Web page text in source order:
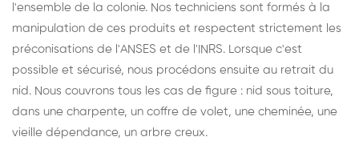
l'ensemble de la colonie. Nos techniciens sont formés à la
manipulation de ces produits et respectent strictement les
préconisations de l'ANSES et de l'INRS. Lorsque c'est
possible et sécurisé, nous procédons ensuite au retrait du
nid. Nous couvrons tous les cas de figure : nid sous toiture,
dans une charpente, un coffre de volet, une cheminée, une
vieille dépendance, un arbre creux.